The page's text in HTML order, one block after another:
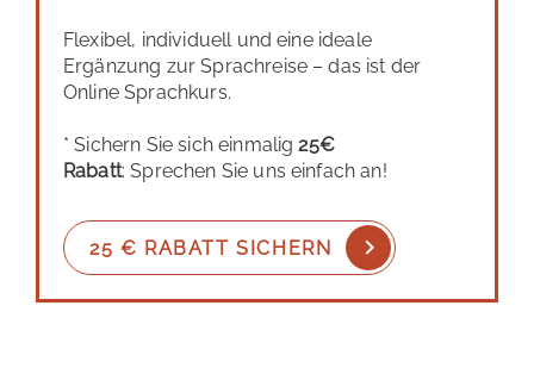
Flexibel, individuell und eine ideale
Ergänzung zur Sprachreise – das ist der
Online Sprachkurs.
* Sichern Sie sich einmalig25€
Rabatt: Sprechen Sie uns einfach an!
25 € RABATT SICHERN